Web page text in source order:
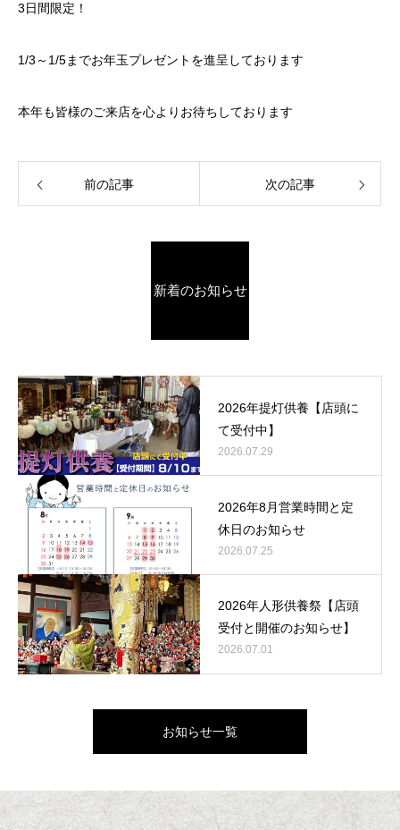
3日間限定！
1/3～1/5までお年玉プレゼントを進呈しております
本年も皆様のご来店を心よりお待ちしております
前の記事 次の記事
新着のお知らせ
2026年提灯供養【店頭に
て受付中】
2026.07.29
2026年8月営業時間と定
休日のお知らせ
2026.07.25
2026年人形供養祭【店頭
受付と開催のお知らせ】
2026.07.01
お知らせ一覧